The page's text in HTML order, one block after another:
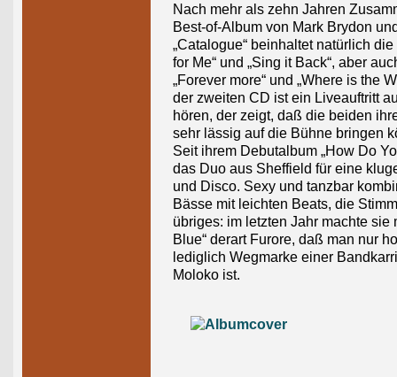
Nach mehr als zehn Jahren
Best-of-Album von Mark Brydon
„Catalogue“ beinhaltet natürlich die
for Me“ und „Sing it Back“, aber
„Forever more“ und „Where is the
der zweiten CD ist ein Liveauftritt
hören, der zeigt, daß die beiden
sehr lässig auf die Bühne bringen
Seit ihrem Debutalbum „How Do
das Duo aus Sheffield für eine
und Disco. Sexy und tanzbar
Bässe mit leichten Beats, die
übriges: im letzten Jahr machte sie
Blue“ derart Furore, daß man nur
lediglich Wegmarke einer
Moloko ist.